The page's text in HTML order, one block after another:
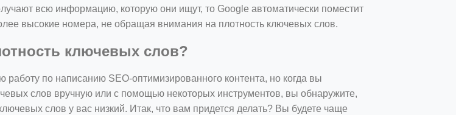
всю информацию, которую они ищут, то Google автоматически поместит
высокие номера, не обращая внимания на плотность ключевых слов.
ключевых слов?
по написанию SEO-оптимизированного контента, но когда вы
слов вручную или с помощью некоторых инструментов, вы обнаружите,
слов у вас низкий. Итак, что вам придется делать? Вы будете чаще